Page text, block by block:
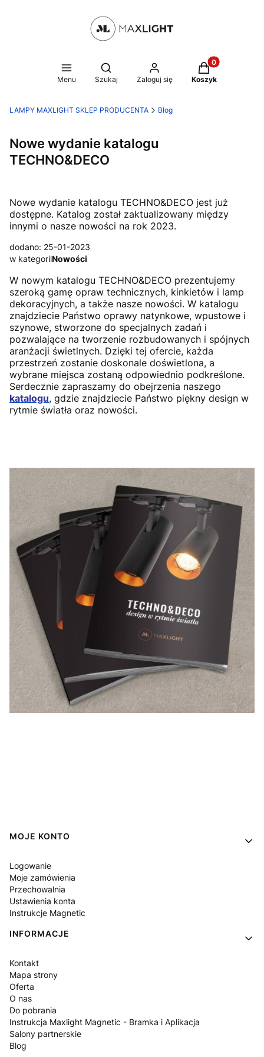
Menu
Otwórz wyszukiwarkę
Szukaj Zaloguj się
Produkty w
Koszyk
LAMPY MAXLIGHT SKLEP PRODUCENTA Blog
Nowe wydanie katalogu
TECHNO&DECO
Nowe wydanie katalogu TECHNO&DECO jest już
dostępne. Katalog został zaktualizowany między
innymi o nasze nowości na rok 2023.
dodano: 25-01-2023
w kategoriiNowości
W nowym katalogu TECHNO&DECO prezentujemy
szeroką gamę opraw technicznych, kinkietów i lamp
dekoracyjnych, a także nasze nowości. W katalogu
znajdziecie Państwo oprawy natynkowe, wpustowe i
szynowe, stworzone do specjalnych zadań i
pozwalające na tworzenie rozbudowanych i spójnych
aranżacji świetlnych. Dzięki tej ofercie, każda
przestrzeń zostanie doskonale doświetlona, a
wybrane miejsca zostaną odpowiednio podkreślone.
Serdecznie zapraszamy do obejrzenia naszego
katalogu, gdzie znajdziecie Państwo piękny design w
rytmie światła oraz nowości.
Linki w stopce
MOJE KONTO
Logowanie
Moje zamówienia
Przechowalnia
Ustawienia konta
Instrukcje Magnetic
INFORMACJE
Kontakt
Mapa strony
Oferta
O nas
Do pobrania
Instrukcja Maxlight Magnetic - Bramka i Aplikacja
Salony partnerskie
Blog